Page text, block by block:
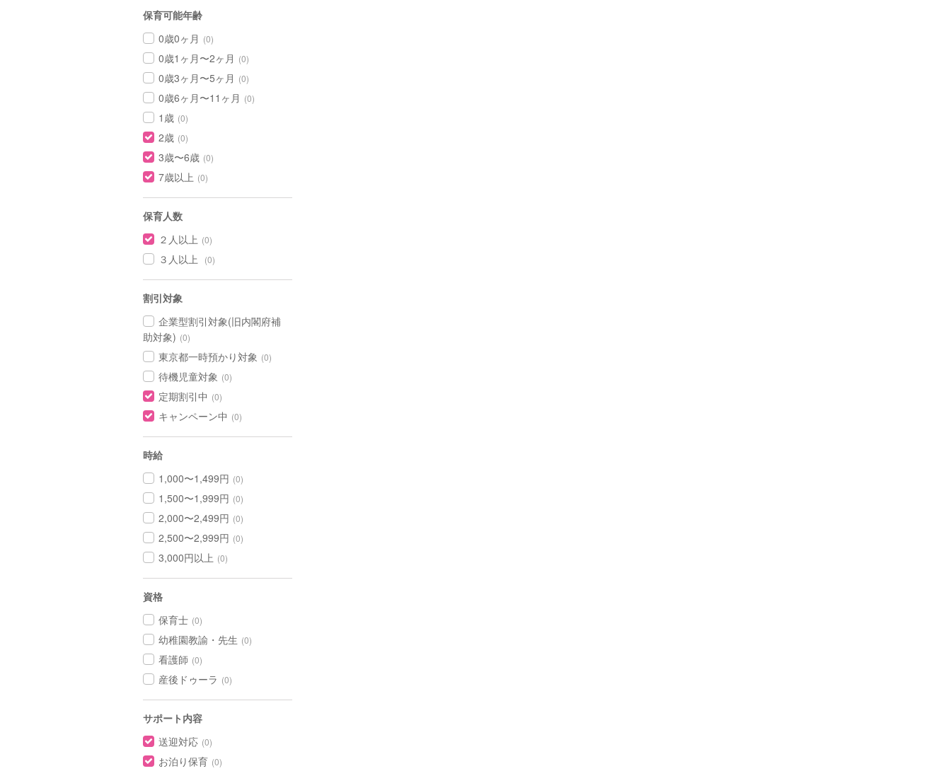
保育可能年齢
0歳0ヶ月 (0)
0歳1ヶ月〜2ヶ月 (0)
0歳3ヶ月〜5ヶ月 (0)
0歳6ヶ月〜11ヶ月 (0)
1歳 (0)
2歳 (0)
3歳〜6歳 (0)
7歳以上 (0)
保育人数
２人以上 (0)
３人以上 (0)
割引対象
企業型割引対象(旧内閣府補
助対象) (0)
東京都一時預かり対象 (0)
待機児童対象 (0)
定期割引中 (0)
キャンペーン中 (0)
時給
1,000〜1,499円 (0)
1,500〜1,999円 (0)
2,000〜2,499円 (0)
2,500〜2,999円 (0)
3,000円以上 (0)
資格
保育士 (0)
幼稚園教諭・先生 (0)
看護師 (0)
産後ドゥーラ (0)
サポート内容
送迎対応 (0)
お泊り保育 (0)